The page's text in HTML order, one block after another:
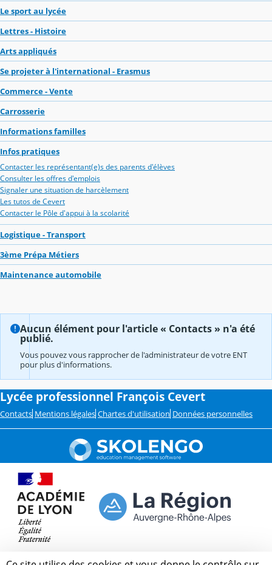
Le sport au lycée
Lettres - Histoire
Arts appliqués
Se projeter à l'international - Erasmus
Commerce - Vente
Carrosserie
Informations familles
Infos pratiques
Contacter les représentant(e)s des parents d'élèves
Consulter les offres d'emplois
Signaler une situation de harcèlement
Les tutos de Cevert
Contacter le Pôle d'appui à la scolarité
Logistique - Transport
3ème Prépa Métiers
Maintenance automobile
Aucun élément pour l'article « Contacts » n'a été
publié.
Vous pouvez vous rapprocher de l'administrateur de votre ENT
pour plus d'informations.
Lycée professionnel François Cevert
Contacts Mentions légales Chartes d'utilisation Données personnelles